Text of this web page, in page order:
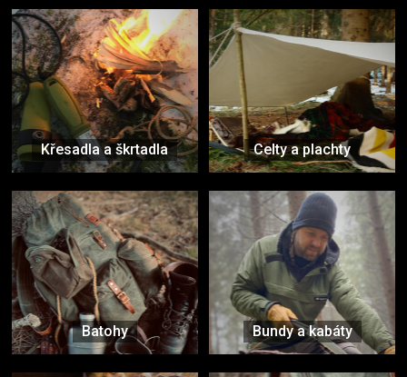
Křesadla a škrtadla Celty a plachty
Batohy Bundy a kabáty